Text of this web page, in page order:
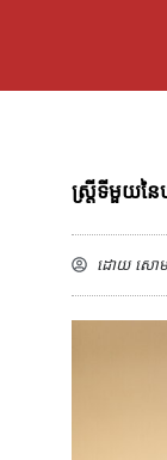
ស្រ្តីទីមួយនៃ
ដោយសោម